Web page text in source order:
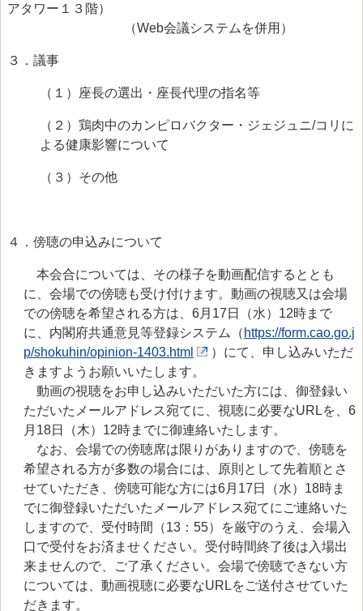
ファクトシート（科学的知見に基く概要書）
食品安全モニター
アタワー１３階）
（Web会議システムを併用）
３．議事
（１）座長の選出・座長代理の指名等
（２）鶏肉中のカンピロバクター・ジェジュニ/コリに
よる健康影響について
（３）その他
４．傍聴の申込みについて
本会合については、その様子を動画配信するととも
に、会場での傍聴も受け付けます。動画の視聴又は会場
での傍聴を希望される方は、6月17日（水）12時まで
に、内閣府共通意見等登録システム（ https://form.cao.go.j
p/shokuhin/opinion-1403.html
）にて、申し込みいただ
きますようお願いいたします。
動画の視聴をお申し込みいただいた方には、御登録い
ただいたメールアドレス宛てに、視聴に必要なURLを、6
月18日（木）12時までに御連絡いたします。
なお、会場での傍聴席は限りがありますので、傍聴を
希望される方が多数の場合には、原則として先着順とさ
せていただき、傍聴可能な方には6月17日（水）18時ま
でに御登録いただいたメールアドレス宛てにご連絡いた
しますので、受付時間（13：55）を厳守のうえ、会場入
口で受付をお済ませください。受付時間終了後は入場出
来ませんので、ご了承ください。会場で傍聴できない方
については、動画視聴に必要なURLをご送付させていた
だきます。